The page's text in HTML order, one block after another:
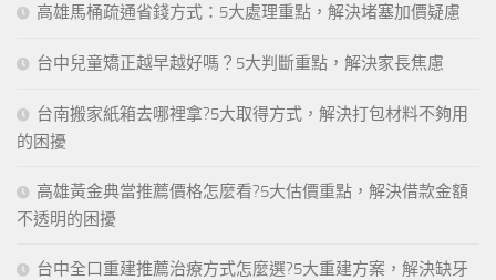
高雄馬桶疏通省錢方式：5大處理重點，解決堵塞加價疑慮
台中兒童矯正越早越好嗎？5大判斷重點，解決家長焦慮
台南搬家紙箱去哪裡拿?5大取得方式，解決打包材料不夠用
的困擾
高雄黃金典當推薦價格怎麼看?5大估價重點，解決借款金額
不透明的困擾
台中全口重建推薦治療方式怎麼選?5大重建方案，解決缺牙